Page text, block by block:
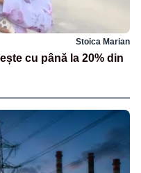
Stoica Marian
cu până la 20% din